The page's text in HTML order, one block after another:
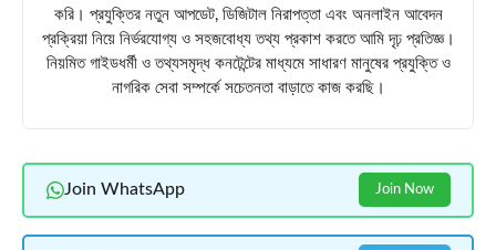
করি। প্রযুক্তির নতুন আপডেট, ডিজিটাল নিরাপত্তা এবং অনলাইন আবেদন
প্রক্রিয়া নিয়ে নির্ভরযোগ্য ও সহজবোধ্য তথ্য প্রকাশ করতে আমি দৃঢ় প্রতিজ্ঞ।
নিয়মিত গাইডধর্মী ও তথ্যসমৃদ্ধ কনটেন্টের মাধ্যমে সাধারণ মানুষের প্রযুক্তি ও
নাগরিক সেবা সম্পর্কে সচেতনতা বাড়াতে কাজ করছি।
Join WhatsApp Join Now